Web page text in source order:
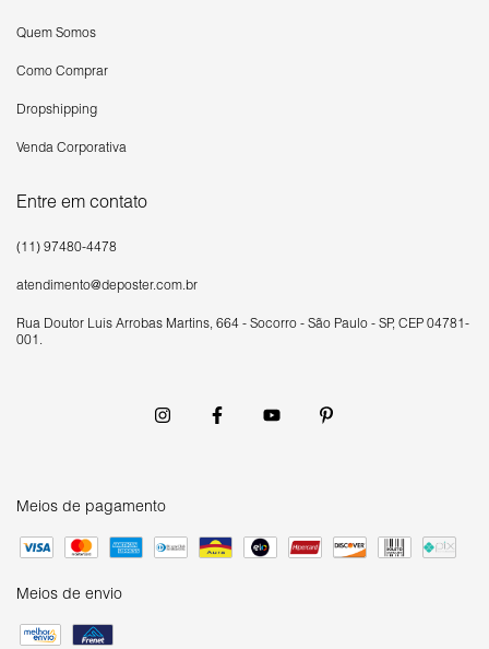
Quem Somos
Como Comprar
Dropshipping
Venda Corporativa
Entre em contato
(11) 97480-4478
atendimento@deposter.com.br
Rua Doutor Luís Arrobas Martins, 664 - Socorro - São Paulo - SP, CEP 04781-
001.
Meios de pagamento
Meios de envio